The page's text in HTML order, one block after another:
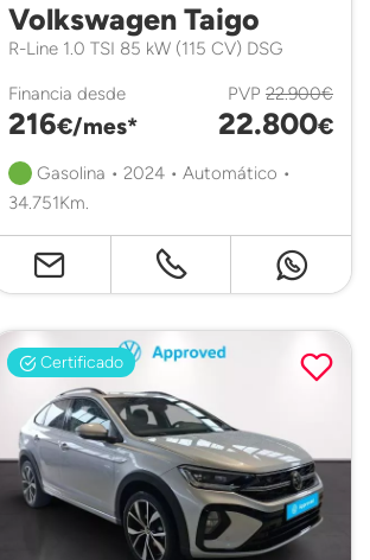
Volkswagen Taigo
R-Line 1.0 TSI 85 kW (115 CV) DSG
Financia desde
216€/mes*
PVP 22.900€
22.800€
Gasolina • 2024 • Automático •
34.751Km.
Certificado